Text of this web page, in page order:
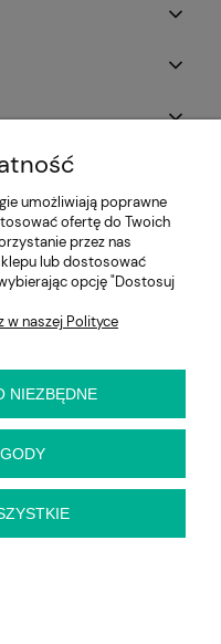
o wcześniejszy
umożliwiają poprawne
ofertę do Twoich
przez nas
lub dostosować
opcję "Dostosuj
w naszej Polityce
NIEZBĘDNE